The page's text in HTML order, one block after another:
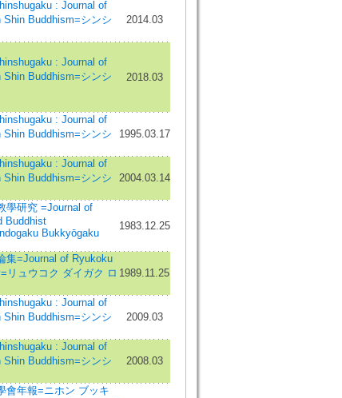
: Journal of
Shin Buddhism=シンシ
2014.03
: Journal of
Shin Buddhism=シンシ
2018.03
: Journal of
Shin Buddhism=シンシ
1995.03.17
: Journal of
Shin Buddhism=シンシ
2004.03.14
學研究 =Journal of
Buddhist
Bukkyōgaku
1983.12.25
集=Journal of Ryukoku
リュウコク ダイガク ロ 1989.11.25
: Journal of
Shin Buddhism=シンシ
2009.03
: Journal of
Shin Buddhism=シンシ
2008.03
會年報=ニホン ブッキ